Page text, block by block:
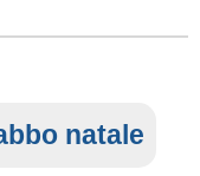
natale